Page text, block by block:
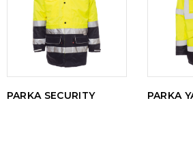
LER
MAIS
PARKA SECURITY PARKA